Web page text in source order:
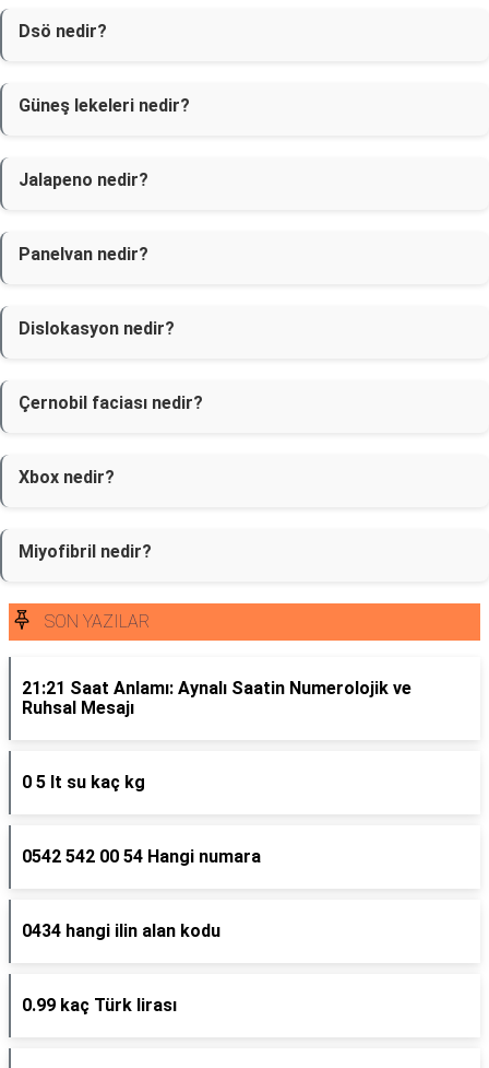
Dsö nedir?
Güneş lekeleri nedir?
Jalapeno nedir?
Panelvan nedir?
Dislokasyon nedir?
Çernobil faciası nedir?
Xbox nedir?
Miyofibril nedir?
SON YAZILAR
21:21 Saat Anlamı: Aynalı Saatin Numerolojik ve
Ruhsal Mesajı
0 5 lt su kaç kg
0542 542 00 54 Hangi numara
0434 hangi ilin alan kodu
0.99 kaç Türk lirası